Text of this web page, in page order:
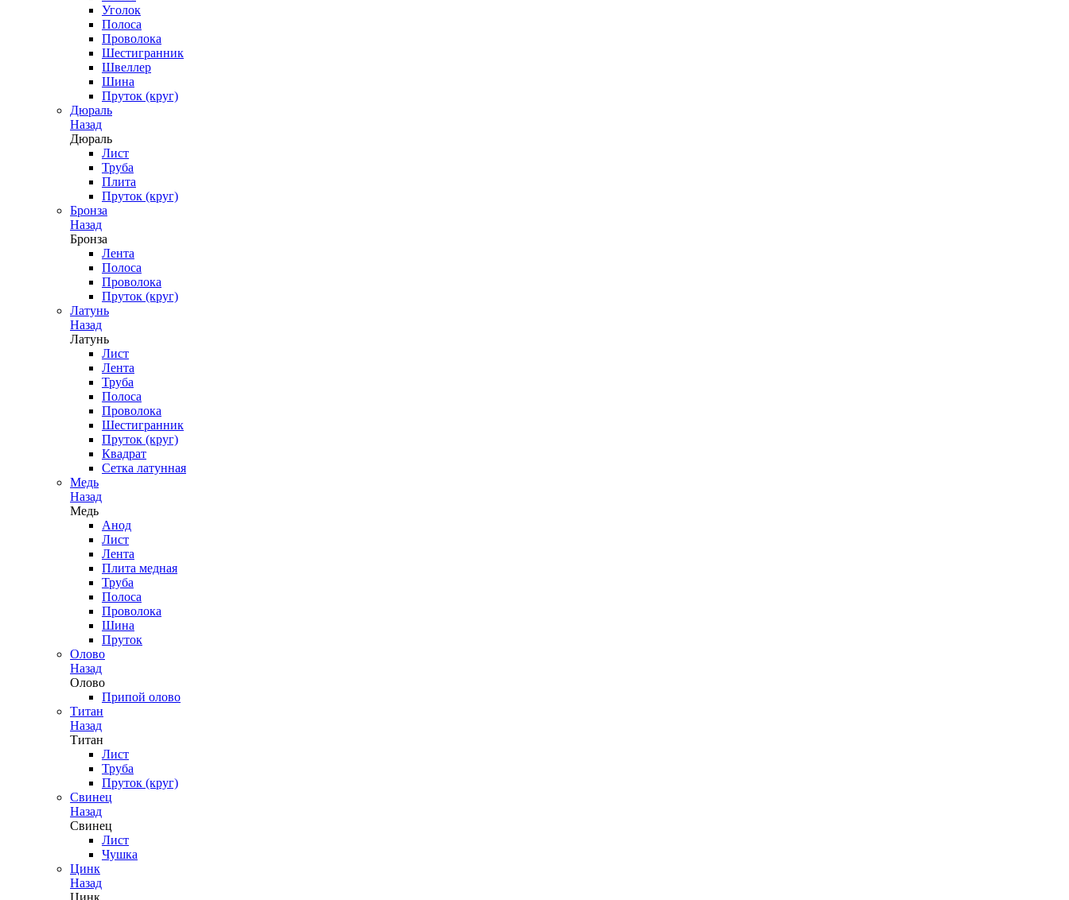
Уголок
Полоса
Проволока
Шестигранник
Швеллер
Шина
Пруток (круг)
Дюраль
Назад
Дюраль
Лист
Труба
Плита
Пруток (круг)
Бронза
Назад
Бронза
Лента
Полоса
Проволока
Пруток (круг)
Латунь
Назад
Латунь
Лист
Лента
Труба
Полоса
Проволока
Шестигранник
Пруток (круг)
Квадрат
Сетка латунная
Медь
Назад
Медь
Анод
Лист
Лента
Плита медная
Труба
Полоса
Проволока
Шина
Пруток
Олово
Назад
Олово
Припой олово
Титан
Назад
Титан
Лист
Труба
Пруток (круг)
Свинец
Назад
Свинец
Лист
Чушка
Цинк
Назад
Цинк